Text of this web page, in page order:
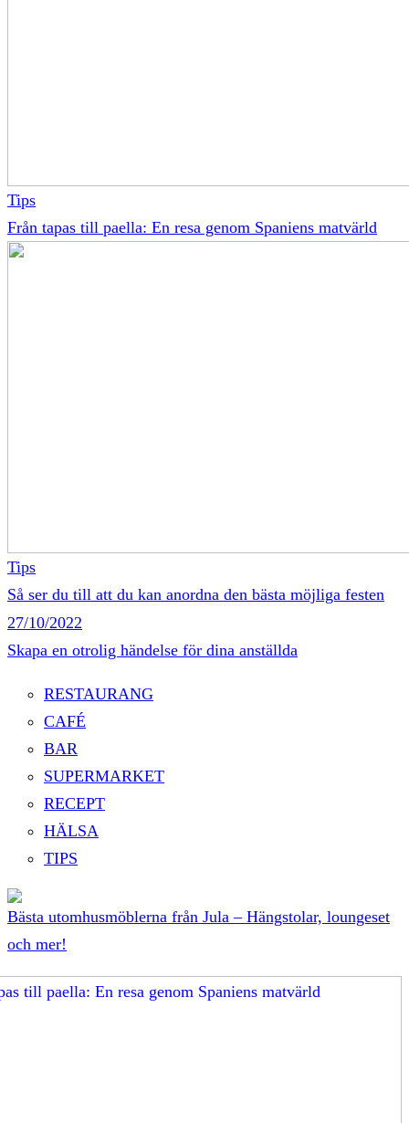
Tips
Från tapas till paella: En resa genom Spaniens matvärld
Tips
Så ser du till att du kan anordna den bästa möjliga festen
27/10/2022
Skapa en otrolig händelse för dina anställda
RESTAURANG
CAFÉ
BAR
SUPERMARKET
RECEPT
HÄLSA
TIPS
Bästa utomhusmöblerna från Jula – Hängstolar, loungeset
och mer!